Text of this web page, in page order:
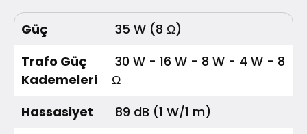
Güç
35 W (8 Ω)
Trafo Güç
Kademeleri
30 W - 16 W - 8 W - 4 W - 8
Ω
Hassasiyet
89 dB (1 W/1 m)